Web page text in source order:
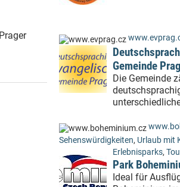
Gemeinde Prag
Die Gemeinde
Sehenswürdigkeiten, Urlaub mit
Erlebnisparks,
Park
Ideal für